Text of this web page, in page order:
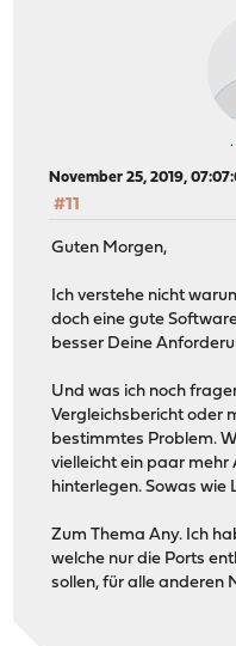
November 25, 2019,
#11
Guten Morgen,
Ich verstehe nicht
doch eine gute
besser Deine
Und was ich noch
Vergleichsbericht oder
bestimmtes Problem.
vielleicht ein paar
hinterlegen. Sowas wie
Zum Thema Any. Ich
welche nur die Ports
sollen, für alle anderen